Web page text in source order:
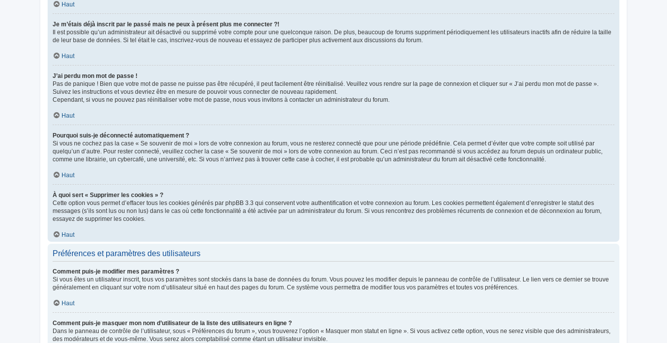
Haut
Je m’étais déjà inscrit par le passé mais ne peux à présent plus me connecter ?!
Il est possible qu’un administrateur ait désactivé ou supprimé votre compte pour une quelconque raison. De plus, beaucoup de forums suppriment périodiquement les utilisateurs inactifs afin de réduire la taille
de leur base de données. Si tel était le cas, inscrivez-vous de nouveau et essayez de participer plus activement aux discussions du forum.
Haut
J’ai perdu mon mot de passe !
Pas de panique ! Bien que votre mot de passe ne puisse pas être récupéré, il peut facilement être réinitialisé. Veuillez vous rendre sur la page de connexion et cliquer sur « J’ai perdu mon mot de passe ».
Suivez les instructions et vous devriez être en mesure de pouvoir vous connecter de nouveau rapidement.
Cependant, si vous ne pouvez pas réinitialiser votre mot de passe, nous vous invitons à contacter un administrateur du forum.
Haut
Pourquoi suis-je déconnecté automatiquement ?
Si vous ne cochez pas la case « Se souvenir de moi » lors de votre connexion au forum, vous ne resterez connecté que pour une période prédéfinie. Cela permet d’éviter que votre compte soit utilisé par
quelqu’un d’autre. Pour rester connecté, veuillez cocher la case « Se souvenir de moi » lors de votre connexion au forum. Ceci n’est pas recommandé si vous accédez au forum depuis un ordinateur public,
comme une librairie, un cybercafé, une université, etc. Si vous n’arrivez pas à trouver cette case à cocher, il est probable qu’un administrateur du forum ait désactivé cette fonctionnalité.
Haut
À quoi sert « Supprimer les cookies » ?
Cette option vous permet d’effacer tous les cookies générés par phpBB 3.3 qui conservent votre authentification et votre connexion au forum. Les cookies permettent également d’enregistrer le statut des
messages (s’ils sont lus ou non lus) dans le cas où cette fonctionnalité a été activée par un administrateur du forum. Si vous rencontrez des problèmes récurrents de connexion et de déconnexion au forum,
essayez de supprimer les cookies.
Haut
Préférences et paramètres des utilisateurs
Comment puis-je modifier mes paramètres ?
Si vous êtes un utilisateur inscrit, tous vos paramètres sont stockés dans la base de données du forum. Vous pouvez les modifier depuis le panneau de contrôle de l’utilisateur. Le lien vers ce dernier se trouve
généralement en cliquant sur votre nom d’utilisateur situé en haut des pages du forum. Ce système vous permettra de modifier tous vos paramètres et toutes vos préférences.
Haut
Comment puis-je masquer mon nom d’utilisateur de la liste des utilisateurs en ligne ?
Dans le panneau de contrôle de l’utilisateur, sous « Préférences du forum », vous trouverez l’option « Masquer mon statut en ligne ». Si vous activez cette option, vous ne serez visible que des administrateurs,
des modérateurs et de vous-même. Vous serez alors comptabilisé comme étant un utilisateur invisible.